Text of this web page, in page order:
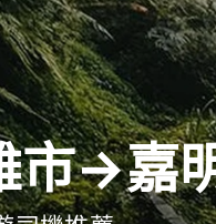
市→嘉